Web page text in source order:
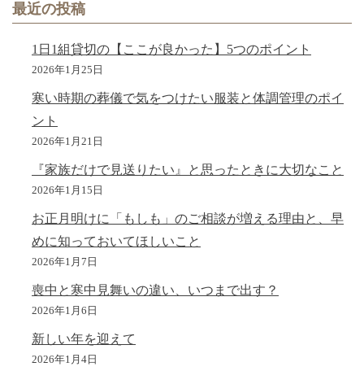
最近の投稿
1日1組貸切の【ここが良かった】5つのポイント
2026年1月25日
寒い時期の葬儀で気をつけたい服装と体調管理のポイ
ント
2026年1月21日
『家族だけで見送りたい』と思ったときに大切なこと
2026年1月15日
お正月明けに「もしも」のご相談が増える理由と、早
めに知っておいてほしいこと
2026年1月7日
喪中と寒中見舞いの違い、いつまで出す？
2026年1月6日
新しい年を迎えて
2026年1月4日